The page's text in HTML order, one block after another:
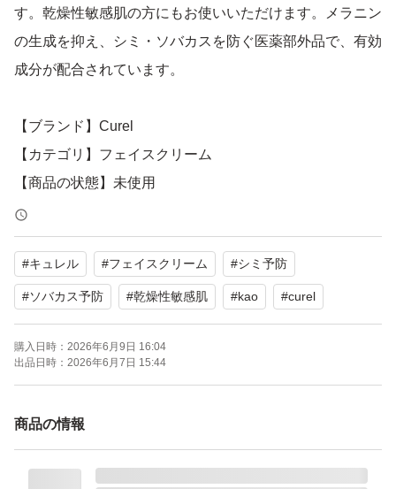
す。乾燥性敏感肌の方にもお使いいただけます。メラニン
の生成を抑え、シミ・ソバカスを防ぐ医薬部外品で、有効
成分が配合されています。
【ブランド】Curel
【カテゴリ】フェイスクリーム
【商品の状態】未使用
【カラー】ホワイト系
【その他】医薬部外品、有効成分配合
よろしくお願いいたします。
#キュレル #フェイスクリーム #シミ予防
#ソバカス予防 #乾燥性敏感肌 #kao #curel
購入日時： 2026年6月9日 16:04
出品日時： 2026年6月7日 15:44
商品の情報